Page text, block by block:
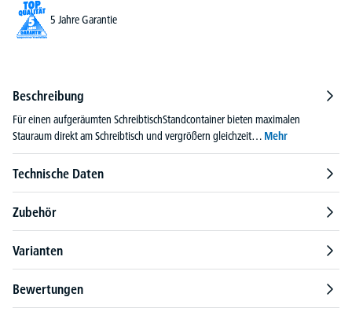
5 Jahre Garantie
Beschreibung
Für einen aufgeräumten SchreibtischStandcontainer bieten maximalen
Stauraum direkt am Schreibtisch und vergrößern gleichzeit… Mehr
Technische Daten
Zubehör
Varianten
Bewertungen